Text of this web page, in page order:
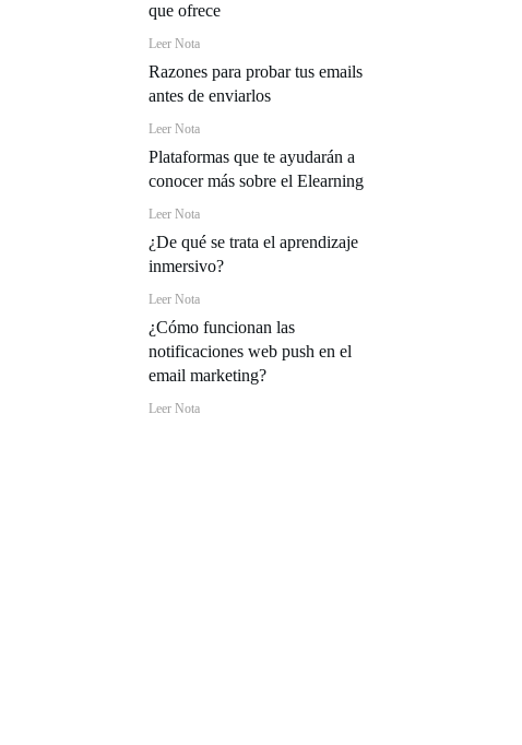
que ofrece
Leer Nota
Razones para probar tus emails
antes de enviarlos
Leer Nota
Plataformas que te ayudarán a
conocer más sobre el Elearning
Leer Nota
¿De qué se trata el aprendizaje
inmersivo?
Leer Nota
¿Cómo funcionan las
notificaciones web push en el
email marketing?
Leer Nota